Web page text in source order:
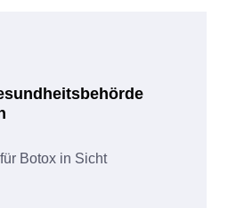
Botox in Sicht